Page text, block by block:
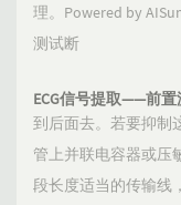
理。Powered by
测试断
ECG信号提取——前
到后面去。若要抑制
管上并联电容器或压
段长度适当的传输线